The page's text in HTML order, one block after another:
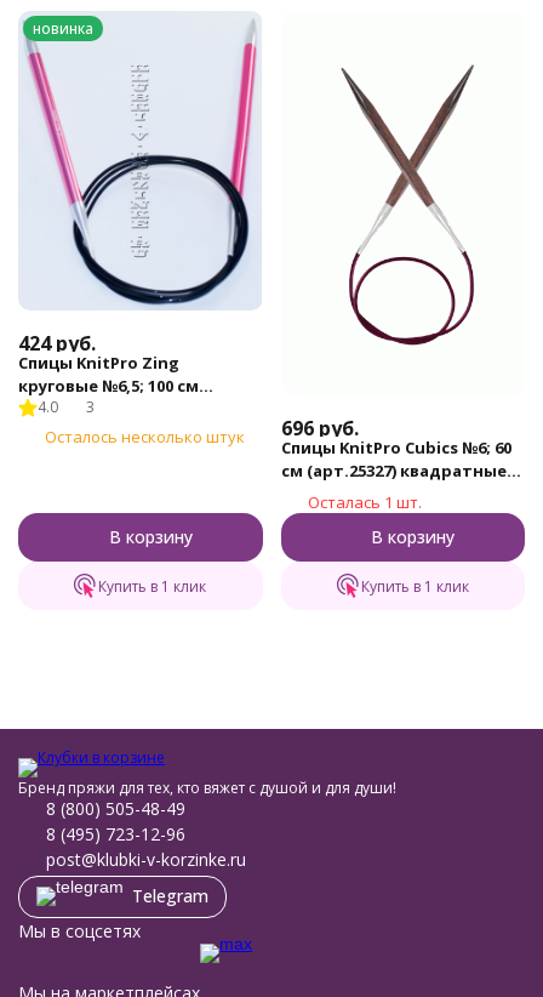
новинка
424 руб.
Спицы KnitPro Zing
круговые №6,5; 100 см
(арт.47164)
4.0 3
Осталось несколько штук
В корзину
Купить в 1 клик
696 руб.
Спицы KnitPro Cubics №6; 60
см (арт.25327) квадратные
круговые деревянные
Осталась 1 шт.
В корзину
Купить в 1 клик
Бренд пряжи для тех, кто вяжет с душой и для души!
8 (800) 505-48-49
8 (495) 723-12-96
post@klubki-v-korzinke.ru
Telegram
Мы в соцсетях